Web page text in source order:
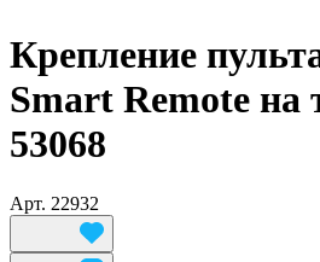
Крепление
Smart Remote на
53068
Арт. 22932